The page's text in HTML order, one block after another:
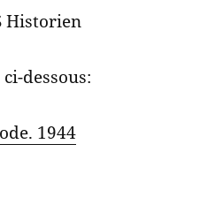
Historien
dessous:
1944